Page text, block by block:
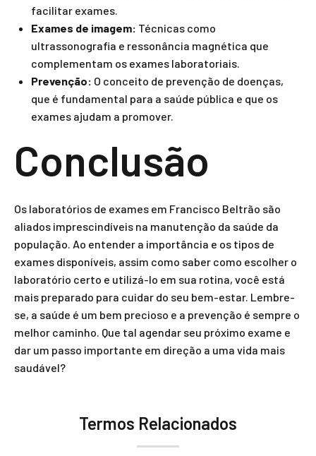
facilitar exames.
Exames de imagem: Técnicas como
ultrassonografia e ressonância magnética que
complementam os exames laboratoriais.
Prevenção: O conceito de prevenção de doenças,
que é fundamental para a saúde pública e que os
exames ajudam a promover.
Conclusão
Os laboratórios de exames em Francisco Beltrão são
aliados imprescindíveis na manutenção da saúde da
população. Ao entender a importância e os tipos de
exames disponíveis, assim como saber como escolher o
laboratório certo e utilizá-lo em sua rotina, você está
mais preparado para cuidar do seu bem-estar. Lembre-
se, a saúde é um bem precioso e a prevenção é sempre o
melhor caminho. Que tal agendar seu próximo exame e
dar um passo importante em direção a uma vida mais
saudável?
Termos Relacionados